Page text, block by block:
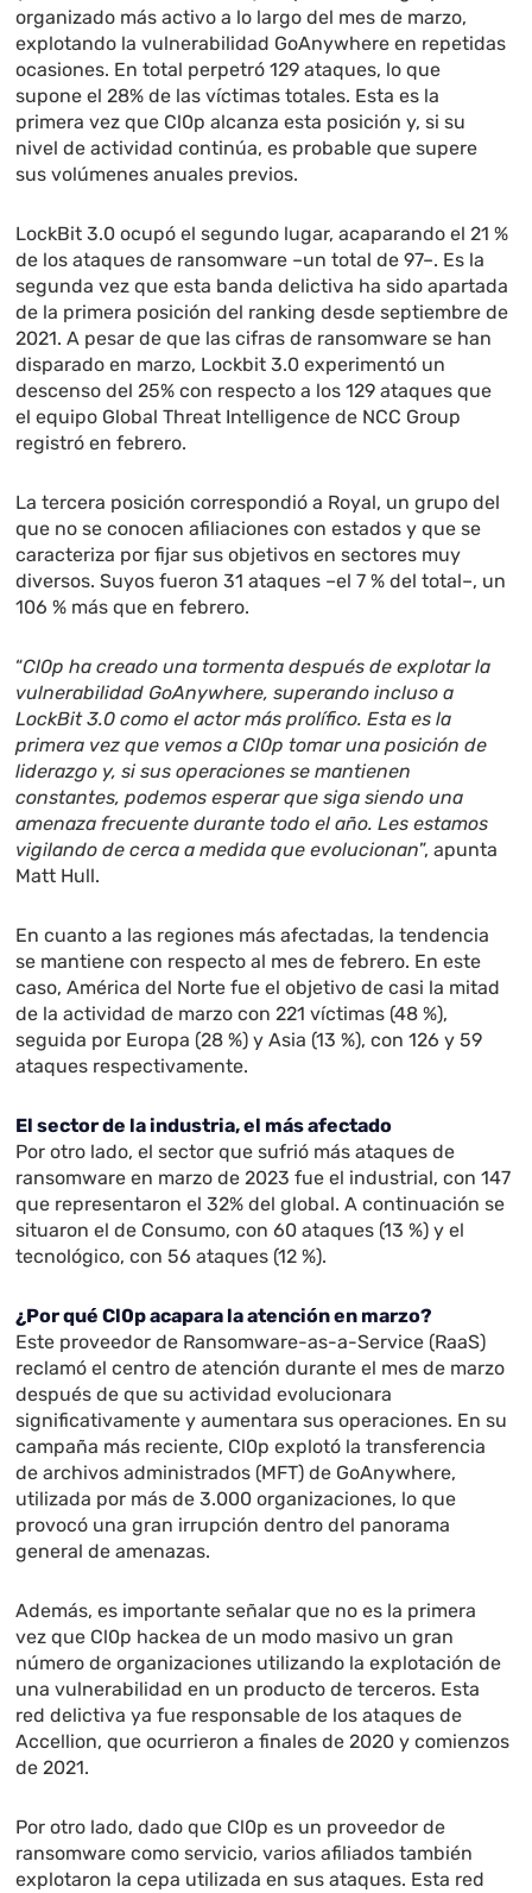
organizado más activo a lo largo del mes de marzo,
explotando la vulnerabilidad GoAnywhere en repetidas
ocasiones. En total perpetró 129 ataques, lo que
supone el 28% de las víctimas totales. Esta es la
primera vez que Cl0p alcanza esta posición y, si su
nivel de actividad continúa, es probable que supere
sus volúmenes anuales previos.
LockBit 3.0 ocupó el segundo lugar, acaparando el 21 %
de los ataques de ransomware –un total de 97–. Es la
segunda vez que esta banda delictiva ha sido apartada
de la primera posición del ranking desde septiembre de
2021. A pesar de que las cifras de ransomware se han
disparado en marzo, Lockbit 3.0 experimentó un
descenso del 25% con respecto a los 129 ataques que
el equipo Global Threat Intelligence de NCC Group
registró en febrero.
La tercera posición correspondió a Royal, un grupo del
que no se conocen afiliaciones con estados y que se
caracteriza por fijar sus objetivos en sectores muy
diversos. Suyos fueron 31 ataques –el 7 % del total–, un
106 % más que en febrero.
“Cl0p ha creado una tormenta después de explotar la
vulnerabilidad GoAnywhere, superando incluso a
LockBit 3.0 como el actor más prolífico. Esta es la
primera vez que vemos a Cl0p tomar una posición de
liderazgo y, si sus operaciones se mantienen
constantes, podemos esperar que siga siendo una
amenaza frecuente durante todo el año. Les estamos
vigilando de cerca a medida que evolucionan”, apunta
Matt Hull.
En cuanto a las regiones más afectadas, la tendencia
se mantiene con respecto al mes de febrero. En este
caso, América del Norte fue el objetivo de casi la mitad
de la actividad de marzo con 221 víctimas (48 %),
seguida por Europa (28 %) y Asia (13 %), con 126 y 59
ataques respectivamente.
El sector de la industria, el más afectado
Por otro lado, el sector que sufrió más ataques de
ransomware en marzo de 2023 fue el industrial, con 147
que representaron el 32% del global. A continuación se
situaron el de Consumo, con 60 ataques (13 %) y el
tecnológico, con 56 ataques (12 %).
¿Por qué Cl0p acapara la atención en marzo?
Este proveedor de Ransomware-as-a-Service (RaaS)
reclamó el centro de atención durante el mes de marzo
después de que su actividad evolucionara
significativamente y aumentara sus operaciones. En su
campaña más reciente, Cl0p explotó la transferencia
de archivos administrados (MFT) de GoAnywhere,
utilizada por más de 3.000 organizaciones, lo que
provocó una gran irrupción dentro del panorama
general de amenazas.
Además, es importante señalar que no es la primera
vez que Cl0p hackea de un modo masivo un gran
número de organizaciones utilizando la explotación de
una vulnerabilidad en un producto de terceros. Esta
red delictiva ya fue responsable de los ataques de
Accellion, que ocurrieron a finales de 2020 y comienzos
de 2021.
Por otro lado, dado que Cl0p es un proveedor de
ransomware como servicio, varios afiliados también
explotaron la cepa utilizada en sus ataques. Esta red